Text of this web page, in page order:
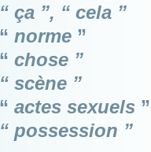
“ ça ”, “ cela ”
norme”
chose ”
“ scène ”
actes sexuels
“ possession ”